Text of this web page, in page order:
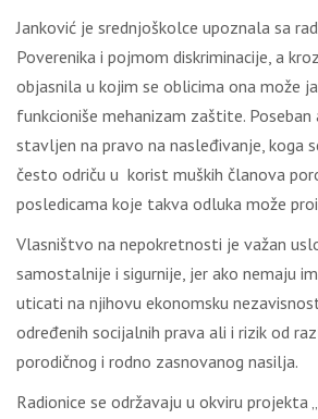
Janković je srednjoškolce upoznala sa
Poverenika i pojmom diskriminacije, a
objasnila u kojim se oblicima ona može
funkcioniše mehanizam zaštite. Poseban
stavljen na pravo na nasleđivanje, koga
često odriču u korist muških članova
posledicama koje takva odluka može
Vlasništvo na nepokretnosti je važan
samostalnije i sigurnije, jer ako nemaju
uticati na njihovu ekonomsku
određenih socijalnih prava ali i rizik od
porodičnog i rodno zasnovanog nasilja.
Radionice se održavaju u okviru projekta